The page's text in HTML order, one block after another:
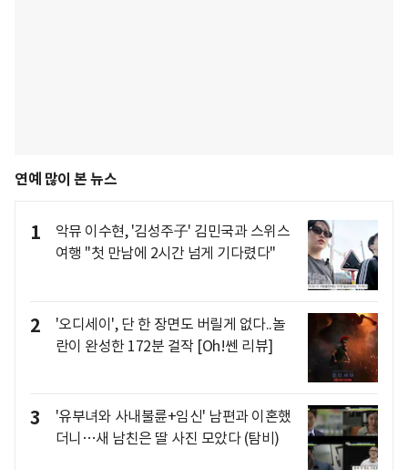
연예 많이 본 뉴스
1
악뮤 이수현, '김성주子' 김민국과 스위스
여행 "첫 만남에 2시간 넘게 기다렸다"
2
'오디세이', 단 한 장면도 버릴게 없다..놀
란이 완성한 172분 걸작 [Oh!쎈 리뷰]
3
'유부녀와 사내불륜+임신' 남편과 이혼했
더니…새 남친은 딸 사진 모았다 (탐비)